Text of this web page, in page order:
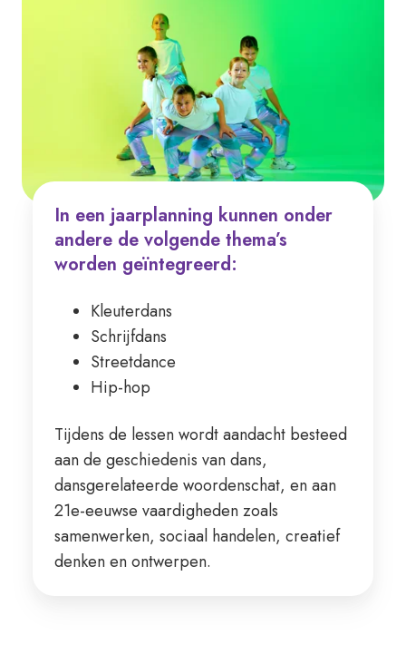
In een jaarplanning kunnen onder
andere de volgende thema’s
worden geïntegreerd:
Kleuterdans
Schrijfdans
Streetdance
Hip-hop
Tijdens de lessen wordt aandacht besteed
aan de geschiedenis van dans,
dansgerelateerde woordenschat, en aan
21e-eeuwse vaardigheden zoals
samenwerken, sociaal handelen, creatief
denken en ontwerpen.